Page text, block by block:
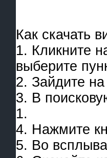
Как скачать
1. Кликните
выберите
2. Зайдите
3. В
1.
4. Нажмите
5. Во